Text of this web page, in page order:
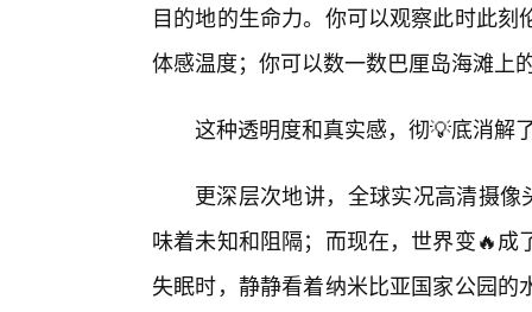
目的地的生命力。你可以观察此时此
体感温度；你可以数一数巴厘岛海滩上
这种透明度和真实感，彻💡底消解
更深层次地讲，全球实况高清摄像
味着未知和阻隔；而现在，世界变🔥
失眠时，静静看着纳米比亚国家公园